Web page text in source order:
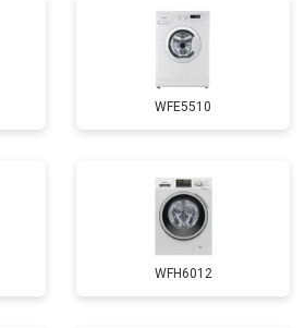
WFE5510
WFH6012